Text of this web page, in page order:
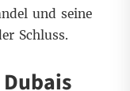
und seine
Schluss.